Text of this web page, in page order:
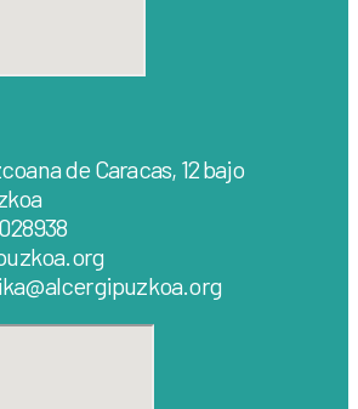
de Caracas, 12 bajo